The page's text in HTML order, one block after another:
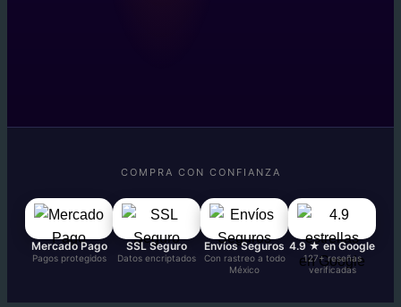
COMPRA CON CONFIANZA
Mercado Pago
Pagos protegidos
SSL Seguro
Datos encriptados
Envíos Seguros
Con rastreo a todo
México
4.9 ★ en Google
127+ reseñas
verificadas